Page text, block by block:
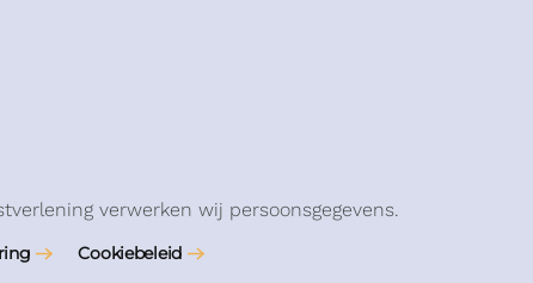
verwerken wij persoonsgegevens.
Cookiebeleid